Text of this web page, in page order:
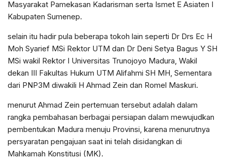
Masyarakat Pamekasan Kadarisman serta Ismet E Asiaten I
Kabupaten Sumenep.
selain itu hadir pula beberapa tokoh lain seperti Dr Drs Ec H
Moh Syarief MSi Rektor UTM dan Dr Deni Setya Bagus Y SH
MSi wakil Rektor I Universitas Trunojoyo Madura, Wakil
dekan III Fakultas Hukum UTM Alifahmi SH MH, Sementara
dari PNP3M diwakili H Ahmad Zein dan Romel Maskuri.
menurut Ahmad Zein pertemuan tersebut adalah dalam
rangka pembahasan berbagai persiapan dalam mewujudkan
pembentukan Madura menuju Provinsi, karena menurutnya
persyaratan pengajuan saat ini telah disidangkan di
Mahkamah Konstitusi (MK).